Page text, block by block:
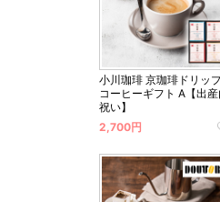
小川珈琲 京珈琲ドリッ
コーヒーギフト A【出
祝い】
2,700円